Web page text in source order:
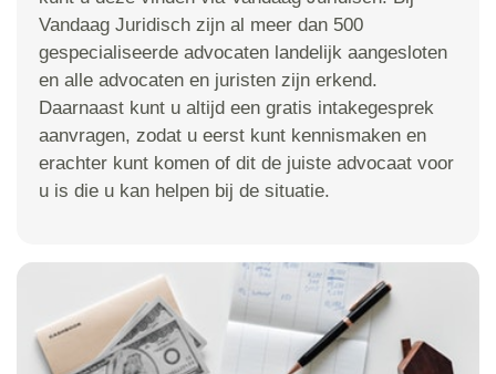
Vandaag Juridisch zijn al meer dan 500
gespecialiseerde advocaten landelijk aangesloten
en alle advocaten en juristen zijn erkend.
Daarnaast kunt u altijd een gratis intakegesprek
aanvragen, zodat u eerst kunt kennismaken en
erachter kunt komen of dit de juiste advocaat voor
u is die u kan helpen bij de situatie.